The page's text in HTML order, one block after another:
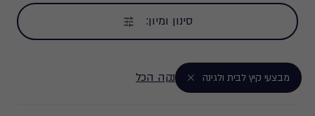
סינון ומיון:
מבצעי קיץ לבית ולגינה נקה הכל